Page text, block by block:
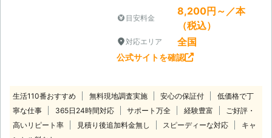
目安料金
8,200円～／本
（税込）
対応エリア 全国
公式サイトを確認
生活110番おすすめ 無料現地調査実施 安心の保証付
低価格で丁
寧な仕事
365日24時間対応 サポート万全 経験豊富
ご好評・
高いリピート率
見積り後追加料金無し スピーディーな対応
キャ